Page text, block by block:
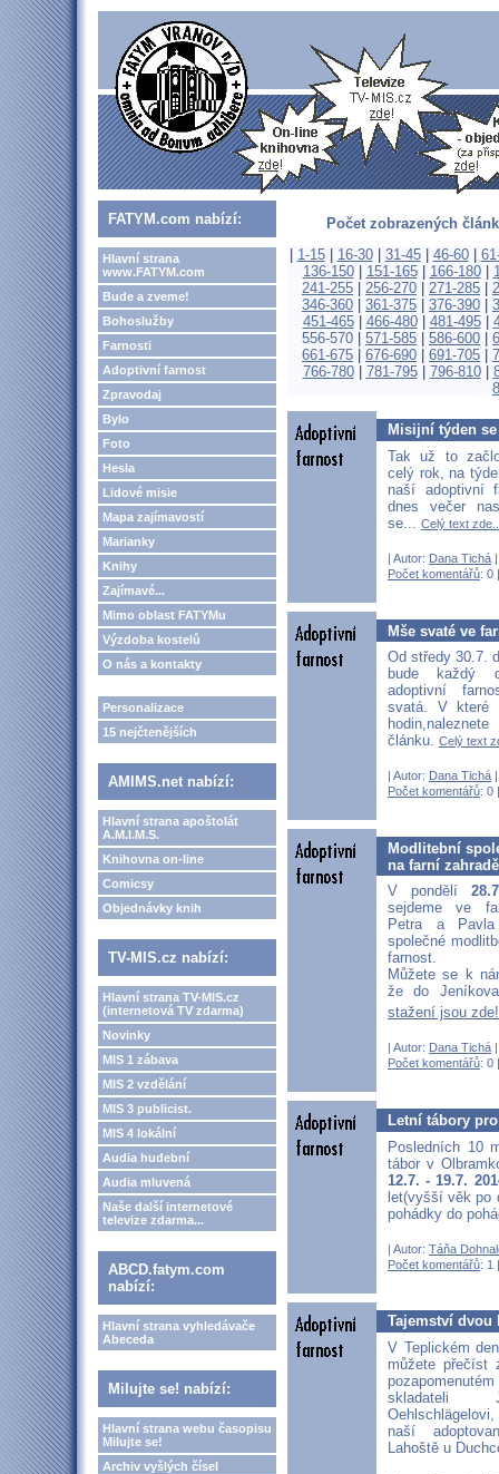
FATYM.com nabízí:
Hlavní strana
www.FATYM.com
Bude a zveme!
Bohoslužby
Farnosti
Adoptivní farnost
Zpravodaj
Bylo
Foto
Hesla
Lidové misie
Mapa zajímavostí
Marianky
Knihy
Zajímavé...
Mimo oblast FATYMu
Výzdoba kostelů
O nás a kontakty
Personalizace
15 nejčtenějších
AMIMS.net nabízí:
Hlavní strana apoštolát
A.M.I.M.S.
Knihovna on-line
Comicsy
Objednávky knih
TV-MIS.cz nabízí:
Hlavní strana TV-MIS.cz
(internetová TV zdarma)
Novinky
MIS 1 zábava
MIS 2 vzdělání
MIS 3 publicist.
MIS 4 lokální
Audia hudební
Audia mluvená
Naše další internetové
televize zdarma...
ABCD.fatym.com
nabízí:
Hlavní strana vyhledávače
Abeceda
Milujte se! nabízí:
Hlavní strana webu časopisu
Milujte se!
Archiv vyšlých čísel
Počet zobrazených
1-15| 16-30| 31-45| 46-60|
136-150| 151-165| 166-180|
241-255
256-270 271-285
346-360
361-375 376-390
451-465| 466-480| 481-495|
556-570
571-585 586-600
661-675
676-690 691-705
766-780| 781-795| 796-810|
Misijní týden
Tak už to
celý rok, na
naší adoptivní
dnes večer
se...
Celý text
| Autor: Dana Tichá
Počet komentářů: 0
Mše svaté ve
Od středy 30.7.
bude každý
adoptivní
svatá. V které
článku. Celý text
| Autor: Dana Tichá
Počet komentářů: 0
Modlitební
na farní zahradě
V pondělí
sejdeme ve
Petra a
společné
farnost.
Můžete se k
že do
stažení jsou
| Autor: Dana Tichá
Počet komentářů: 0
Letní tábory
Posledních 10
tábor v
12.7. - 19.7.
let(vyšší věk po
pohádky do
| Autor: Táňa
Počet komentářů: 1
Tajemství dvou
V Teplickém
můžete přečíst
skladateli
naší
Lahoště u